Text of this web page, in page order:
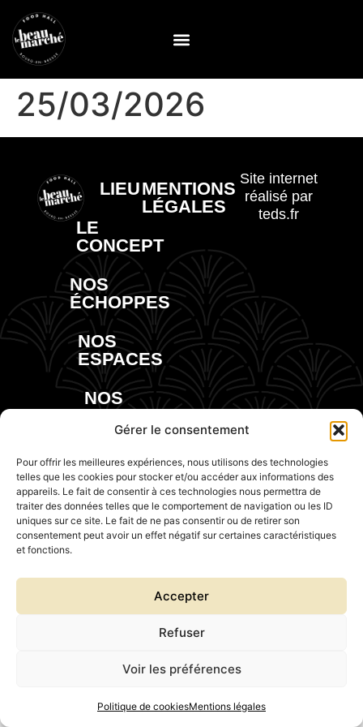
Gérer le consentement
Pour offrir les meilleures expériences, nous utilisons des technologies
telles que les cookies pour stocker et/ou accéder aux informations des
appareils. Le fait de consentir à ces technologies nous permettra de
traiter des données telles que le comportement de navigation ou les ID
uniques sur ce site. Le fait de ne pas consentir ou de retirer son
consentement peut avoir un effet négatif sur certaines caractéristiques
et fonctions.
Accepter
Refuser
Voir les préférences
Politique de cookiesMentions légales
25/03/2026
LIEU
LE
CONCEPT
NOS
ÉCHOPPES
NOS
ESPACES
NOS
EVENTS
MENTIONS
LÉGALES
Site internet
réalisé par
teds.fr